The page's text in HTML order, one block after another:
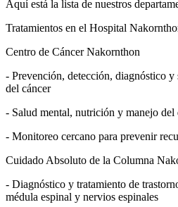
Aquí está la lista de nuestros
Tratamientos en el Hospital
Centro de Cáncer Nakornthon
- Prevención, detección, diagnóstico
del cáncer
- Salud mental, nutrición y manejo
- Monitoreo cercano para prevenir
Cuidado Absoluto de la Columna
- Diagnóstico y tratamiento de
médula espinal y nervios espinales